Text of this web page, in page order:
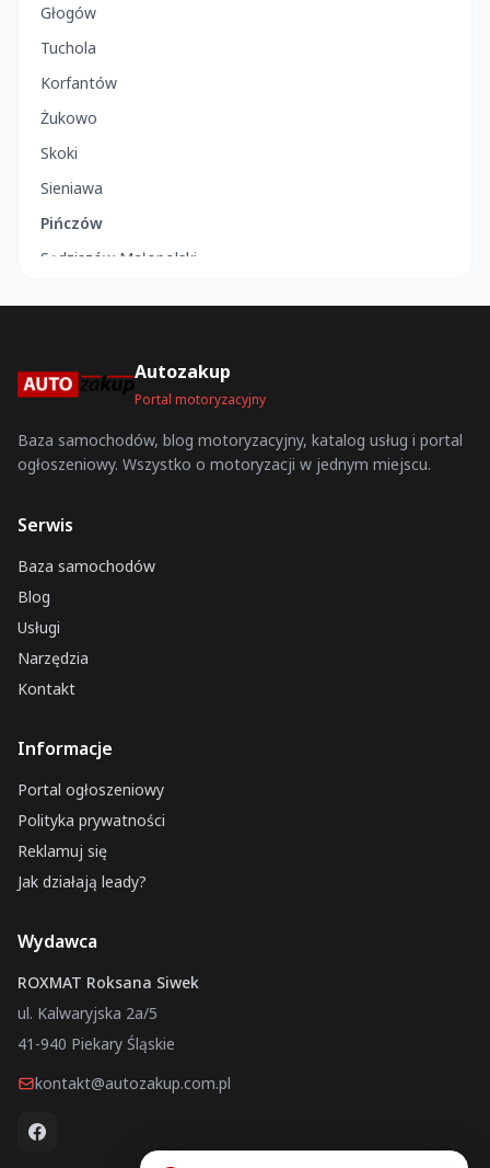
Głogów
Tuchola
Korfantów
Żukowo
Skoki
Sieniawa
Pińczów
Sędziszów Małopolski
Kazimierza Wielka
Łeba
Grybów
Karpacz
Ciepielów
Pruchnik
Toruń
Kowalewo Pomorskie
Nisko
Jasło
Trzebiatów
Czarny Dunajec
Raszków
Sochaczew
Autozakup
Portal motoryzacyjny
Baza samochodów, blog motoryzacyjny, katalog usług i portal
ogłoszeniowy. Wszystko o motoryzacji w jednym miejscu.
Serwis
Baza samochodów
Blog
Usługi
Narzędzia
Kontakt
Informacje
Portal ogłoszeniowy
Polityka prywatności
Reklamuj się
Jak działają leady?
Wydawca
ROXMAT Roksana Siwek
ul. Kalwaryjska 2a/5
41-940 Piekary Śląskie
kontakt@autozakup.com.pl